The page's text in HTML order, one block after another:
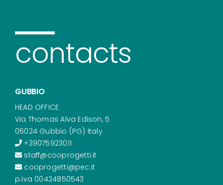
contacts
GUBBIO
HEAD OFFICE
Via Thomas Alva Edison, 5
06024 Gubbio (PG) Italy
+39075923011
staff@cooprogetti.it
cooprogetti@pec.it
p.iva 00424850543